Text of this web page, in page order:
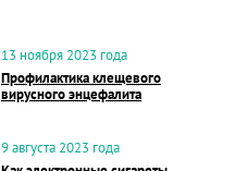
13 ноября 2023 года
Профилактика клещевого
вирусного энцефалита
9 августа 2023 года